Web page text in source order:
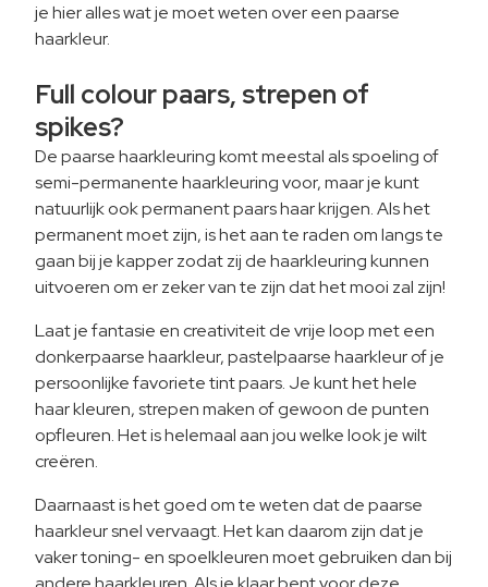
je hier alles wat je moet weten over een paarse
haarkleur.
Full colour paars, strepen of
spikes?
De paarse haarkleuring komt meestal als spoeling of
semi-permanente haarkleuring voor, maar je kunt
natuurlijk ook permanent paars haar krijgen. Als het
permanent moet zijn, is het aan te raden om langs te
gaan bij je kapper zodat zij de haarkleuring kunnen
uitvoeren om er zeker van te zijn dat het mooi zal zijn!
Laat je fantasie en creativiteit de vrije loop met een
donkerpaarse haarkleur, pastelpaarse haarkleur of je
persoonlijke favoriete tint paars. Je kunt het hele
haar kleuren, strepen maken of gewoon de punten
opfleuren. Het is helemaal aan jou welke look je wilt
creëren.
Daarnaast is het goed om te weten dat de paarse
haarkleur snel vervaagt. Het kan daarom zijn dat je
vaker toning- en spoelkleuren moet gebruiken dan bij